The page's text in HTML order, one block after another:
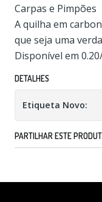
Carpas e Pimpões
A quilha em
que seja uma
Disponível em
DETALHES
Etiqueta Novo:
PARTILHAR ESTE